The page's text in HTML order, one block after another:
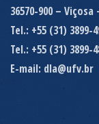
36570-900 – Viçosa
Tel.: +55 (31) 3899-
Tel.: +55 (31) 3899-
E-mail: dla@ufv.br